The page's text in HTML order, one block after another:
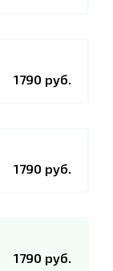
1790 руб.
1790 руб.
1790 руб.